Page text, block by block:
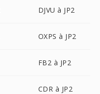
DJVU à JP2
OXPS à JP2
FB2 à JP2
CDR à JP2